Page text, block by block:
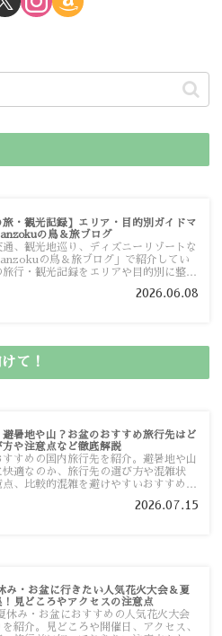
旅・観光記録】エリア・目的別ガイドマ
の鳥＆旅ブログ
通、観光地巡り、ディズニーリゾートな
の鳥＆旅ブログ」で紹介してい
旅行・観光記録をエリアや目的別に整理
ップからスムーズに見つけていただけま
2026.06.08
て！
避暑地や山？お盆のおすすめ旅行先はど
方や注意点など徹底解説
すすめの国内旅行先を紹介。避暑地や山
快適なのか、旅行先の選び方や混雑状
点、比較的混雑を避けやすいおすすめス
2026.07.15
み・お盆に行きたい人気花火大会＆夏
！見どころやアクセスの注意点
休み・お盆におすすめの人気花火大会
を紹介。見どころや開催日、アクセス、